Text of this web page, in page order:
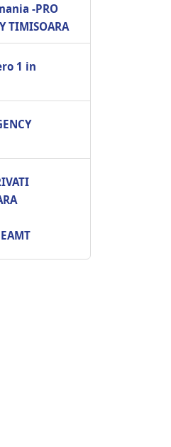
-PRO
TIMISOARA
1 in